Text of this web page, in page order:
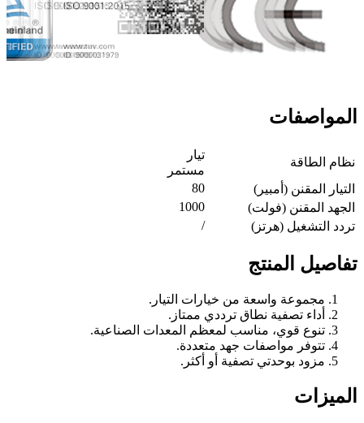
المواصفات
نظام الطاقة
تيار
مستمر
التيار المقنن (أمبير)
80
الجهد المقنن (فولت)
1000
تردد التشغيل (هرتز)
/
تفاصيل المنتج
مجموعة واسعة من خيارات التيار.
أداء تصفية نطاق ترددي ممتاز.
تنوع قوي، مناسب لمعظم المعدات الصناعية.
تتوفر مواصفات جهد متعددة.
مزود بوحدتي تصفية أو أكثر.
الميزات